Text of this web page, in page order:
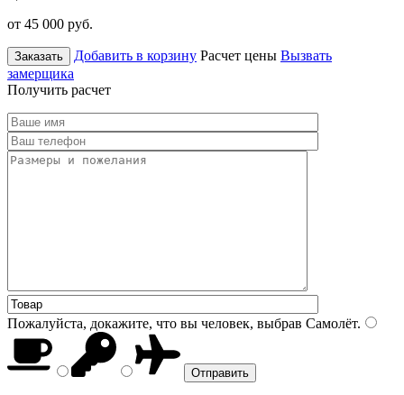
от 45 000 руб.
Заказать Добавить в корзину Расчет цены Вызвать
замерщика
Получить расчет
Пожалуйста, докажите, что вы человек, выбрав Самолёт.